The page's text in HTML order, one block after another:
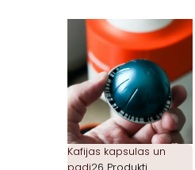
Kafijas kapsulas un
padi26 Produkti